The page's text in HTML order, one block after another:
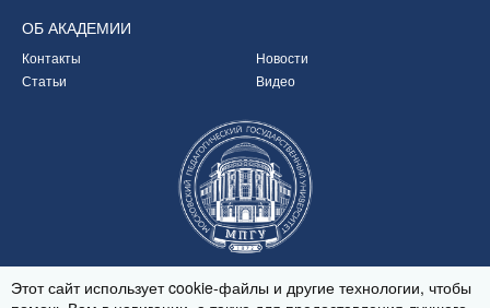
ОБ АКАДЕМИИ
Контакты
Новости
Статьи
Видео
Этот сайт использует cookie-файлы и другие технологии, чтобы